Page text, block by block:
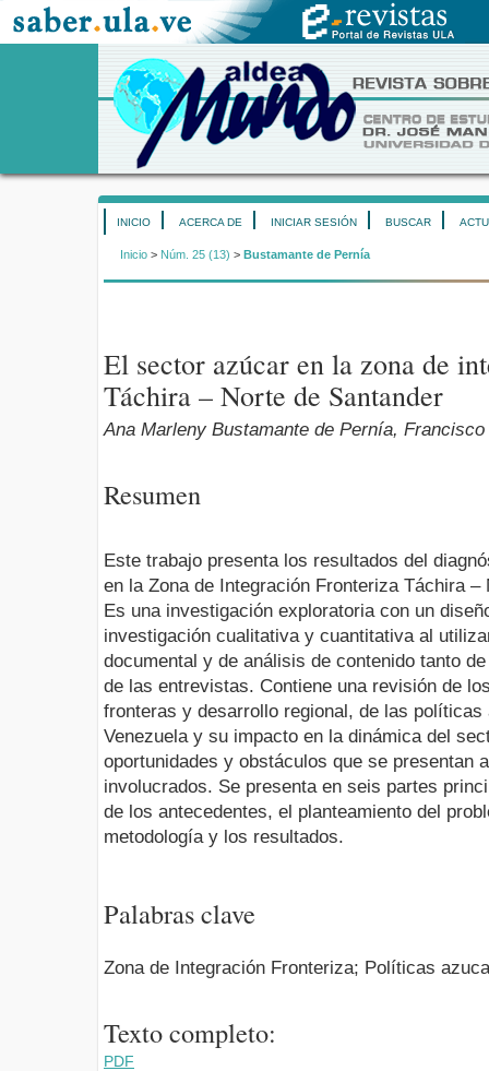
INICIO ACERCA DE INICIAR SESIÓN BUSCAR
Inicio > Núm. 25 (13) > Bustamante de Pernía
El sector azúcar en la zona de
Táchira – Norte de Santander
Ana Marleny Bustamante de Pernía,
Resumen
Este trabajo presenta los resultados del
en la Zona de Integración Fronteriza Táchira
Es una investigación exploratoria con un
investigación cualitativa y cuantitativa al
documental y de análisis de contenido tanto
de las entrevistas. Contiene una revisión de
fronteras y desarrollo regional, de las
Venezuela y su impacto en la dinámica del
oportunidades y obstáculos que se presentan
involucrados. Se presenta en seis partes
de los antecedentes, el planteamiento del
metodología y los resultados.
Palabras clave
Zona de Integración Fronteriza; Políticas
Texto completo:
PDF